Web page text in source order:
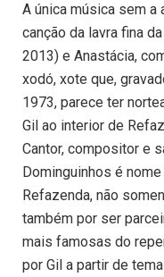
A única música sem a
canção da lavra fina
2013) e Anastácia,
xodó, xote que,
1973, parece ter
Gil ao interior de
Cantor, compositor e
Dominguinhos é
Refazenda, não
também por ser
mais famosas do
por Gil a partir de